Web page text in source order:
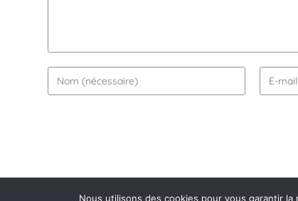
Nous utilisons des cookies pour vous garantir